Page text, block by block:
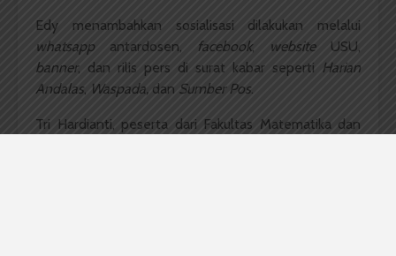
Edy menambahkan sosialisasi dilakukan melalui
whatsappantardosen, facebook, websiteUSU,
banner, dan rilis pers di surat kabar seperti Harian
Andalas, Waspada, dan Sumber Pos.
Tri Hardianti, peserta dari Fakultas Matematika dan